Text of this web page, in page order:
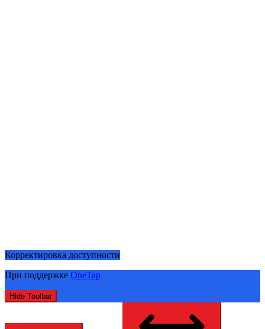
Корректировка доступности
При поддержке OneTap
Hide Toolbar